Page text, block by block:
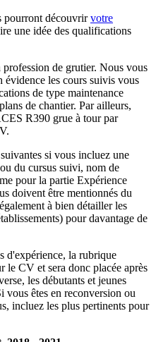
pourront découvrirvotre
une idée des qualifications
de grutier. Nous vous
évidence les cours suivis vous
de type maintenance
de chantier. Par ailleurs,
R390 grue à tour par
si vous incluez une
du cursus suivi, nom de
pour la partie Expérience
doivent être mentionnés du
à bien détailler les
pour davantage de
d'expérience, la rubrique
le CV et sera donc placée après
les débutants et jeunes
vous êtes en reconversion ou
incluez les plus pertinents pour